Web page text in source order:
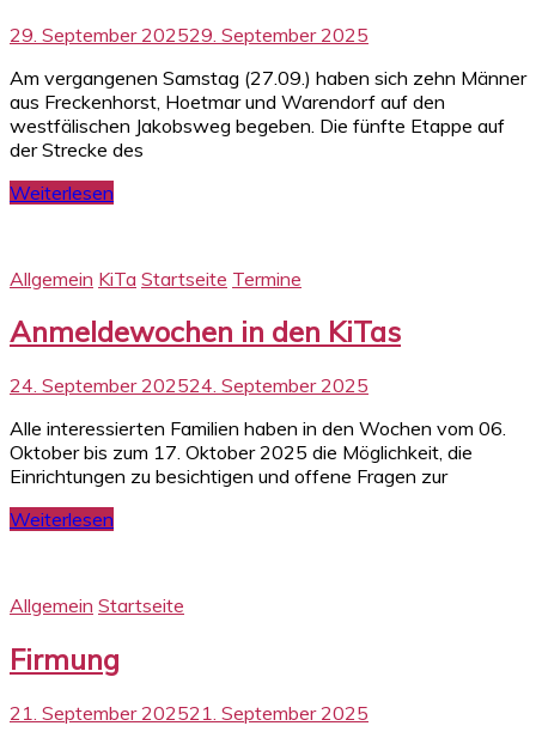
29. September 202529. September 2025
Am vergangenen Samstag (27.09.) haben sich zehn Männer
aus Freckenhorst, Hoetmar und Warendorf auf den
westfälischen Jakobsweg begeben. Die fünfte Etappe auf
der Strecke des
Weiterlesen
Allgemein KiTa Startseite Termine
Anmeldewochen in den KiTas
24. September 202524. September 2025
Alle interessierten Familien haben in den Wochen vom 06.
Oktober bis zum 17. Oktober 2025 die Möglichkeit, die
Einrichtungen zu besichtigen und offene Fragen zur
Weiterlesen
Allgemein Startseite
Firmung
21. September 202521. September 2025